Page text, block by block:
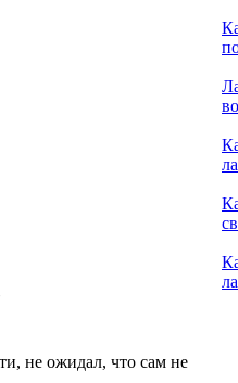
не ожидал, что сам не